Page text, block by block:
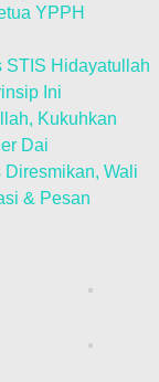
YPPH
STIS Hidayatullah
Ini
Kukuhkan
Dai
Wali
& Pesan